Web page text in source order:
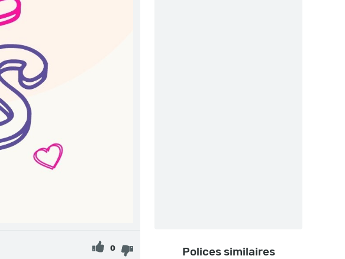
0 Polices similaires